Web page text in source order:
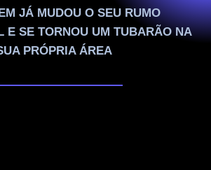
JÁ MUDOU O SEU RUMO
E SE TORNOU UM TUBARÃO NA
PRÓPRIA ÁREA